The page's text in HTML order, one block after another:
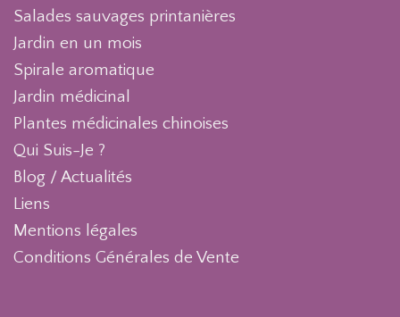
Salades sauvages printanières
Jardin en un mois
Spirale aromatique
Jardin médicinal
Plantes médicinales chinoises
Qui Suis-Je ?
Blog / Actualités
Liens
Mentions légales
Conditions Générales de Vente